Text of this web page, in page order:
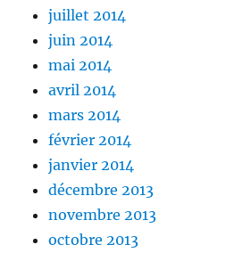
juillet 2014
juin 2014
mai 2014
avril 2014
mars 2014
février 2014
janvier 2014
décembre 2013
novembre 2013
octobre 2013